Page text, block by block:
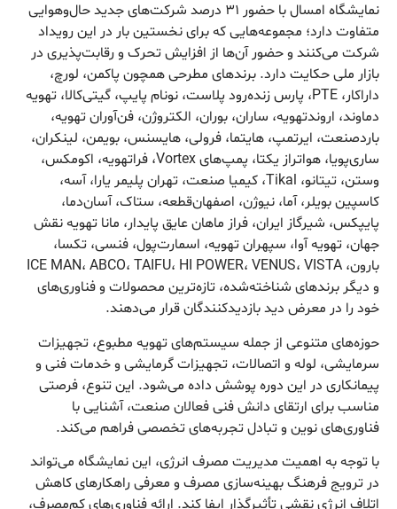
نمایشگاه امسال با حضور ۳۱ درصد شرکت‌های جدید حال‌وهوایی
متفاوت دارد؛ مجموعه‌هایی که برای نخستین بار در این رویداد
شرکت می‌کنند و حضور آن‌ها از افزایش تحرک و رقابت‌پذیری در
بازار ملی حکایت دارد. برندهای مطرحی همچون پاکمن، لورچ،
داراکار، PTE، پارس زنده‌رود پلاست، نونام پایپ، گیتی‌کالا، تهویه
دماوند، اروندتهویه، ساران، بوران، الکتروژن، فن‌آوران تهویه،
باردصنعت، ایرتمپ، هایتما، فرولی، هایسنس، بویمن، لینکران،
ساری‌پویا، هواتراز یکتا، پمپ‌های Vortex، فراتهویه، اکومکس،
وستن، تیتانو، Tikal، کیمیا صنعت، تهران پلیمر یارا، آسه،
کاسپین بویلر، آما، نیوژن، اصفهان‌قطعه، ستاک، آسان‌دما،
پایپکس، شیرگاز ایران، فراز ماهان عایق پایدار، مانا تهویه نقش
جهان، تهویه آوا، سپهران تهویه، اسمارت‌پول، فنسی، تکسا،
بارون، ICE MAN، ABCO، TAIFU، HI POWER، VENUS، VISTA
و دیگر برندهای شناخته‌شده، تازه‌ترین محصولات و فناوری‌های
خود را در معرض دید بازدیدکنندگان قرار می‌دهند.
حوزه‌های متنوعی از جمله سیستم‌های تهویه مطبوع، تجهیزات
سرمایشی، لوله و اتصالات، تجهیزات گرمایشی و خدمات فنی و
پیمانکاری در این دوره پوشش داده می‌شود. این تنوع، فرصتی
مناسب برای ارتقای دانش فنی فعالان صنعت، آشنایی با
فناوری‌های نوین و تبادل تجربه‌های تخصصی فراهم می‌کند.
با توجه به اهمیت مدیریت مصرف انرژی، این نمایشگاه می‌تواند
در ترویج فرهنگ بهینه‌سازی مصرف و معرفی راهکارهای کاهش
اتلاف انرژی نقشی تأثیرگذار ایفا کند. ارائه فناوری‌های کم‌مصرف،